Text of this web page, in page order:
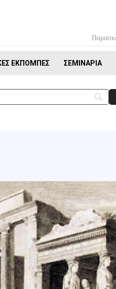
ΕΚΠΟΜΠΈΣ ΣΕΜΙΝΆΡΙΑ